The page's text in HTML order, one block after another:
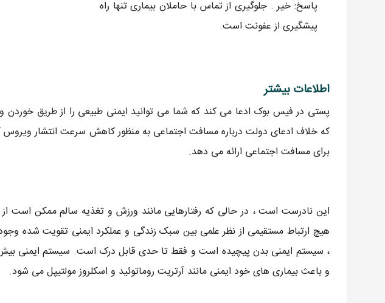
پاسخ: خیر . جلوگیری از تماس با حاملان بیماری تنها راه
پیشگیری از عفونت است.
اطلاعات بیشتر
پستی در فیس بوک ادعا می کند که شما می توانید ایمنی طبیعی را از طریق خوردن
برای مسافت اجتماعی ارائه می دهد.
این نادرست است ، در حالی که رفتارهایی مانند ورزش و تغذیه سالم ممکن است از
هیچ ارتباط مستقیمی از نظر علمی بین سبک زندگی و عملکرد ایمنی تقویت شده
، سیستم ایمنی بدن پیچیده است و فقط تا حدی قابل درک است. سیستم ایمنی
و باعث بیماری های خود ایمنی مانند آرتریت روماتوئید و اسکلروز مولتیپل می شود.